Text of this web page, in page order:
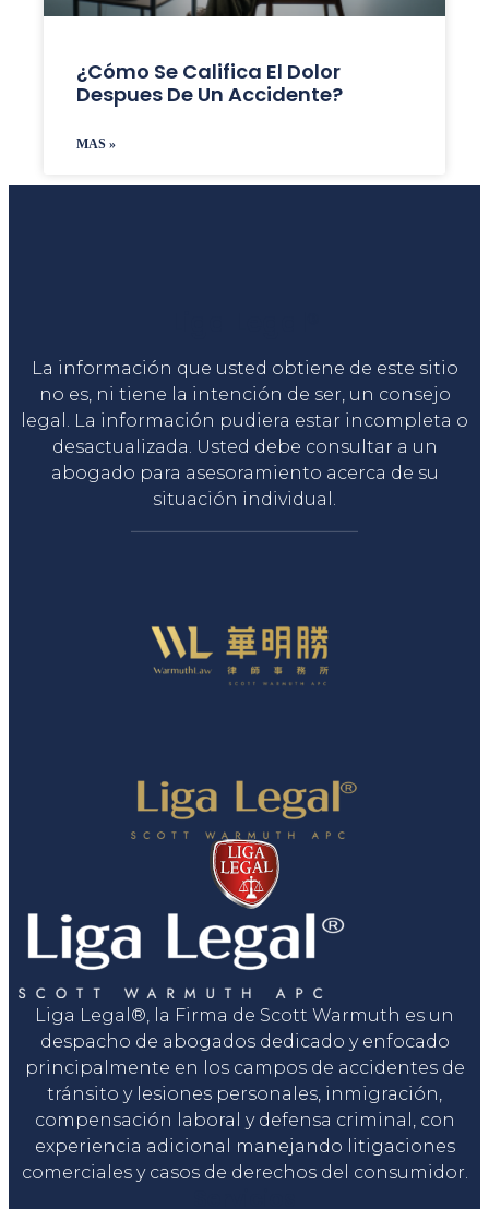
¿Cómo Se Califica El Dolor
Despues De Un Accidente?
MAS »
La información que usted obtiene de este sitio
no es, ni tiene la intención de ser, un consejo
legal. La información pudiera estar incompleta o
desactualizada. Usted debe consultar a un
abogado para asesoramiento acerca de su
situación individual.
Liga Legal®, la Firma de Scott Warmuth es un
despacho de abogados dedicado y enfocado
principalmente en los campos de accidentes de
tránsito y lesiones personales, inmigración,
compensación laboral y defensa criminal, con
experiencia adicional manejando litigaciones
comerciales y casos de derechos del consumidor.